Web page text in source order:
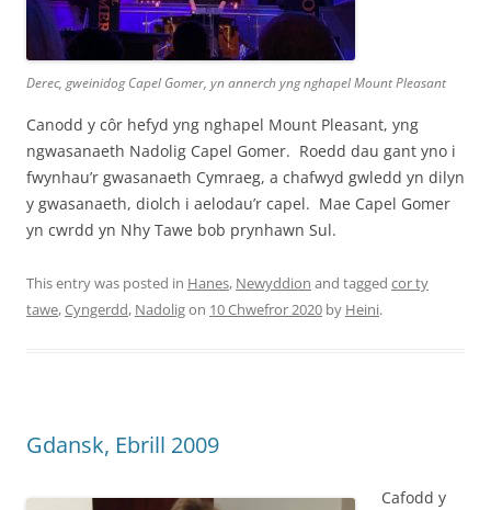
Derec, gweinidog Capel Gomer, yn annerch yng nghapel Mount Pleasant
Canodd y côr hefyd yng nghapel Mount Pleasant, yng
ngwasanaeth Nadolig Capel Gomer. Roedd dau gant yno i
fwynhau’r gwasanaeth Cymraeg, a chafwyd gwledd yn dilyn
y gwasanaeth, diolch i aelodau’r capel. Mae Capel Gomer
yn cwrdd yn Nhy Tawe bob prynhawn Sul.
This entry was posted in Hanes, Newyddion and tagged cor ty
tawe,Cyngerdd, Nadoligon 10 Chwefror 2020 by Heini.
Gdansk, Ebrill 2009
Cafodd y